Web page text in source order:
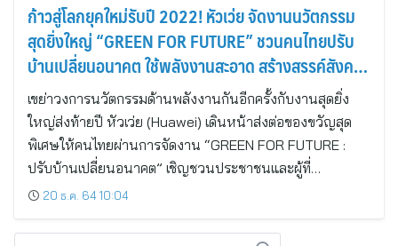
ก้าวสู่โลกยุคใหม่รับปี 2022! หัวเว่ย จัดงานนวัตกรรม
สุดยิ่งใหญ่ “GREEN FOR FUTURE” ชวนคนไทยปรับ
บ้านเปลี่ยนอนาคต ใช้พลังงานสะอาด สร้างสรรค์สังคม
เป็นมิตรต่อสิ่งแวดล้อม
เขย่าวงการนวัตกรรมด้านพลังงานกันอีกครั้งกับงานสุดยิ่ง
ใหญ่ส่งท้ายปี หัวเว่ย (Huawei) เดินหน้าส่งต่อของขวัญสุด
พิเศษให้คนไทยผ่านการจัดงาน “GREEN FOR FUTURE :
ปรับบ้านเปลี่ยนอนาคต” เชิญชวนประชาชนและผู้ที่…
20 ธ.ค. 64 10:04